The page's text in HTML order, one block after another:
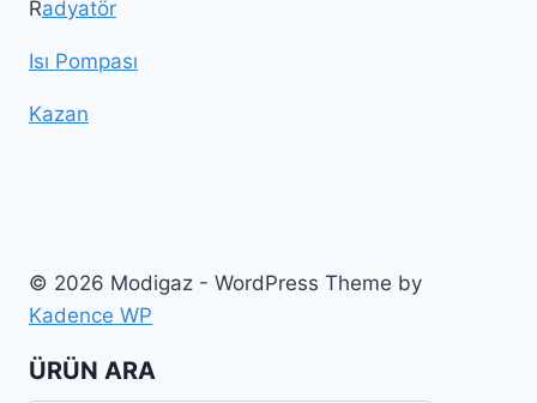
Radyatör
Isı Pompası
Kazan
© 2026 Modigaz - WordPress Theme by
Kadence WP
ÜRÜN ARA